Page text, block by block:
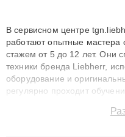
В сервисном центре
работают опытные
стажем от 5 до 12 лет. Они
техники бренда Liebherr,
оборудование и
регулярно проходит
технику с сохранением